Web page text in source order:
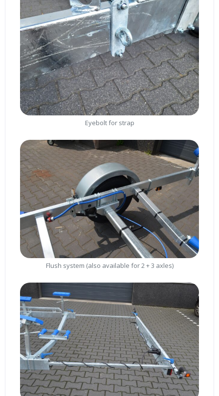
Eyebolt for strap
Flush system (also available for 2 + 3 axles)